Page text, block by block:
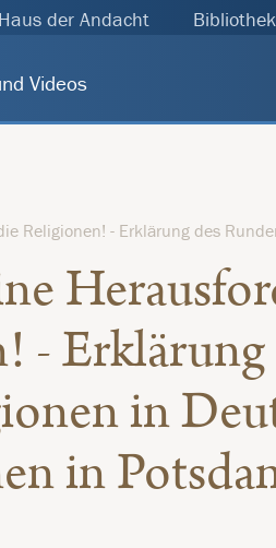
Haus der Andacht Bibliothek
Videos
Religionen! - Erklärung des
-
in
in